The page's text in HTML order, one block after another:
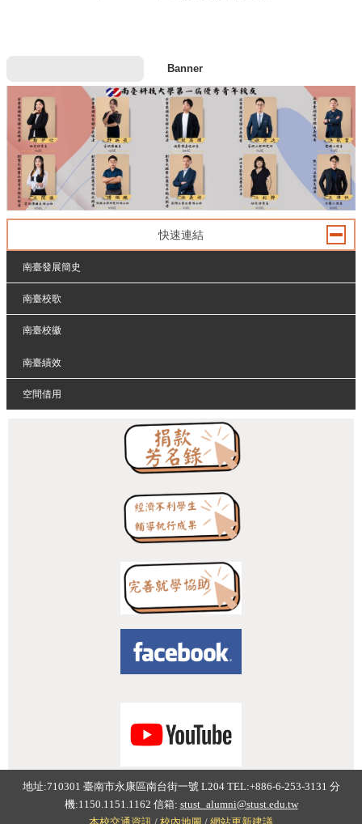
Banner
快速連結
南臺發展簡史
南臺校歌
南臺校徽
南臺績效
空間借用
地址:710301 臺南市永康區南台街一號 L204 TEL:+886-6-253-3131 分
機:1150.1151.1162 信箱: stust_alumni@stust.edu.tw